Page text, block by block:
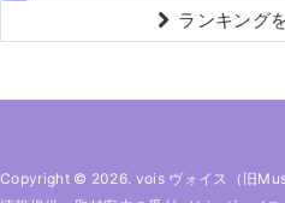
ランキング
Copyright © 2026. vois ヴォイス（旧